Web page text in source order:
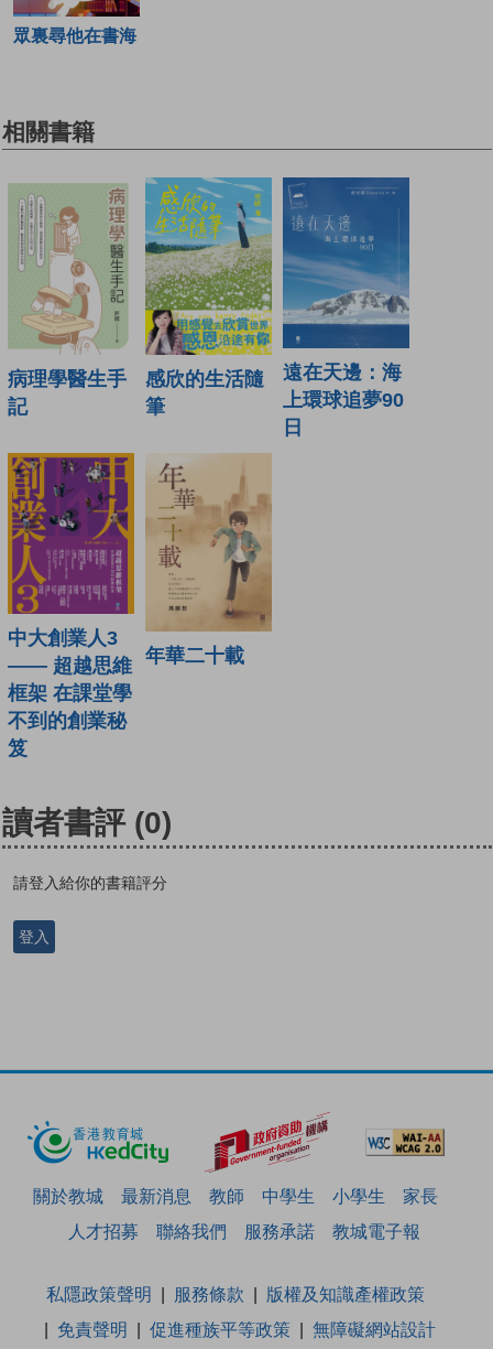
眾裏尋他在書海
相關書籍
病理學醫生手
記
感欣的生活隨
筆
遠在天邊：海
上環球追夢90
日
中大創業人3
—— 超越思維
框架 在課堂學
不到的創業秘
笈
年華二十載
讀者書評 (0)
請登入給你的書籍評分
登入
關於教城 最新消息 教師 中學生 小學生
家長
人才招募
聯絡我們 服務承諾 教城電子報
私隱政策聲明 服務條款
版權及知識產權政策
免責聲明
促進種族平等政策 無障礙網站設計